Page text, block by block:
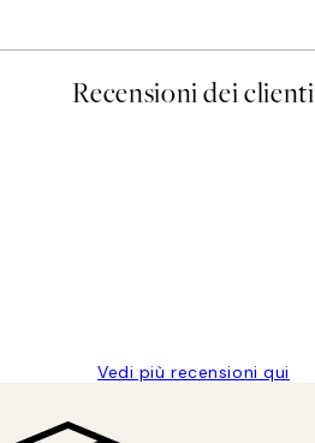
Recensioni dei clienti
Vedi più recensioni qui